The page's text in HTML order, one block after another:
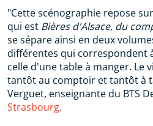
"Cette scénographie repose
qui est Bières d'Alsace, du
se sépare ainsi en deux
différentes qui correspondent
celle d'une table à manger. Le
tantôt au comptoir et tantôt à
Verguet, enseignante du BTS
Strasbourg.